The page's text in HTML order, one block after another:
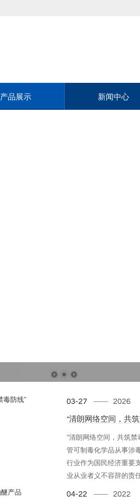
产品展示 新闻中心
03-27 2026
“清朗网络空间，共
“清朗网络空间，共筑
管可制毒化学品从事涉
行业作为国民经济重要
业从业者义不容辞的责
04-22 2022